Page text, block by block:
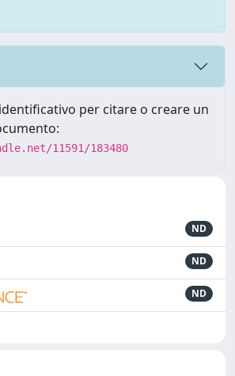
per citare o creare un
11591/183480
ND
ND
ND